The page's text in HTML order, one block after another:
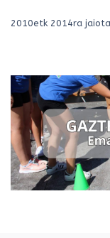
2010etk 2014ra